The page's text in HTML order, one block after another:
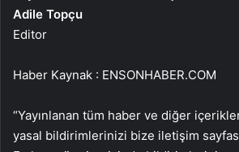
Adile Topçu
Editor
Haber Kaynak : ENSONHABER.COM
“Yayınlanan tüm haber ve diğer
yasal bildirimlerinizi bize iletişim